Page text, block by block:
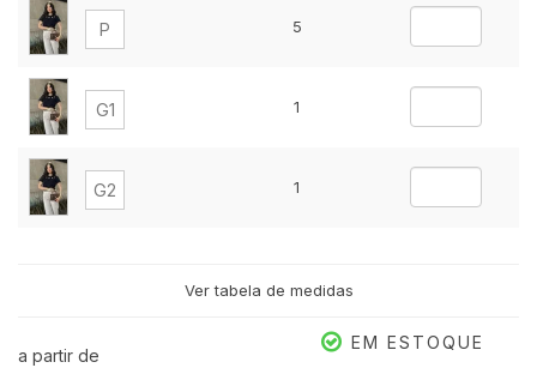
P 5
G1 1
G2 1
Ver tabela de medidas
a partir de
EM ESTOQUE